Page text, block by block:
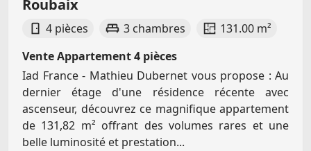
Roubaix
4 pièces 3 chambres
131.00 m²
Vente Appartement 4 pièces
Iad France - Mathieu Dubernet vous propose : Au
dernier étage d'une résidence récente avec
ascenseur, découvrez ce magnifique appartement
de 131,82 m² offrant des volumes rares et une
belle luminosité et prestation...